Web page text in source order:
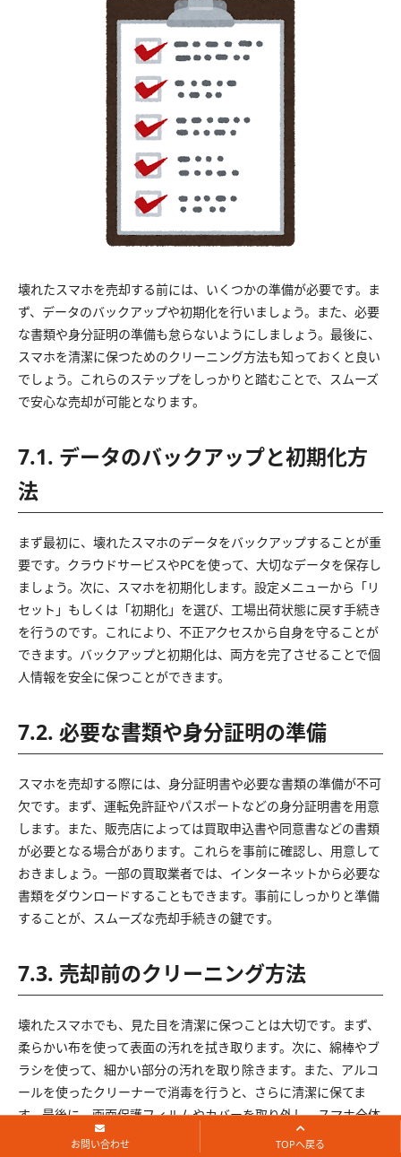
壊れたスマホを売却する前には、いくつかの準備が必要です。ま
ず、データのバックアップや初期化を行いましょう。また、必要
な書類や身分証明の準備も怠らないようにしましょう。最後に、
スマホを清潔に保つためのクリーニング方法も知っておくと良い
でしょう。これらのステップをしっかりと踏むことで、スムーズ
で安心な売却が可能となります。
7.1. データのバックアップと初期化方
法
まず最初に、壊れたスマホのデータをバックアップすることが重
要です。クラウドサービスやPCを使って、大切なデータを保存し
ましょう。次に、スマホを初期化します。設定メニューから「リ
セット」もしくは「初期化」を選び、工場出荷状態に戻す手続き
を行うのです。これにより、不正アクセスから自身を守ることが
できます。バックアップと初期化は、両方を完了させることで個
人情報を安全に保つことができます。
7.2. 必要な書類や身分証明の準備
スマホを売却する際には、身分証明書や必要な書類の準備が不可
欠です。まず、運転免許証やパスポートなどの身分証明書を用意
します。また、販売店によっては買取申込書や同意書などの書類
が必要となる場合があります。これらを事前に確認し、用意して
おきましょう。一部の買取業者では、インターネットから必要な
書類をダウンロードすることもできます。事前にしっかりと準備
することが、スムーズな売却手続きの鍵です。
7.3. 売却前のクリーニング方法
壊れたスマホでも、見た目を清潔に保つことは大切です。まず、
柔らかい布を使って表面の汚れを拭き取ります。次に、綿棒やブ
ラシを使って、細かい部分の汚れを取り除きます。また、アルコ
ールを使ったクリーナーで消毒を行うと、さらに清潔に保てま
す。最後に、画面保護フィルムやカバーを取り外し、スマホ全体
を丁寧にクリーニングしましょう。見た目がきれいであれば、壊
お問い合わせ TOPへ戻る